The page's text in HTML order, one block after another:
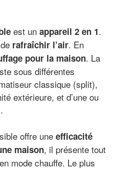
est un appareil 2 en 1.
rafraîchir l’air. En
pour la maison. La
sous différentes
classique (split),
extérieure, et d’une ou
offre une efficacité
maison, il présente tout
mode chauffe. Le plus